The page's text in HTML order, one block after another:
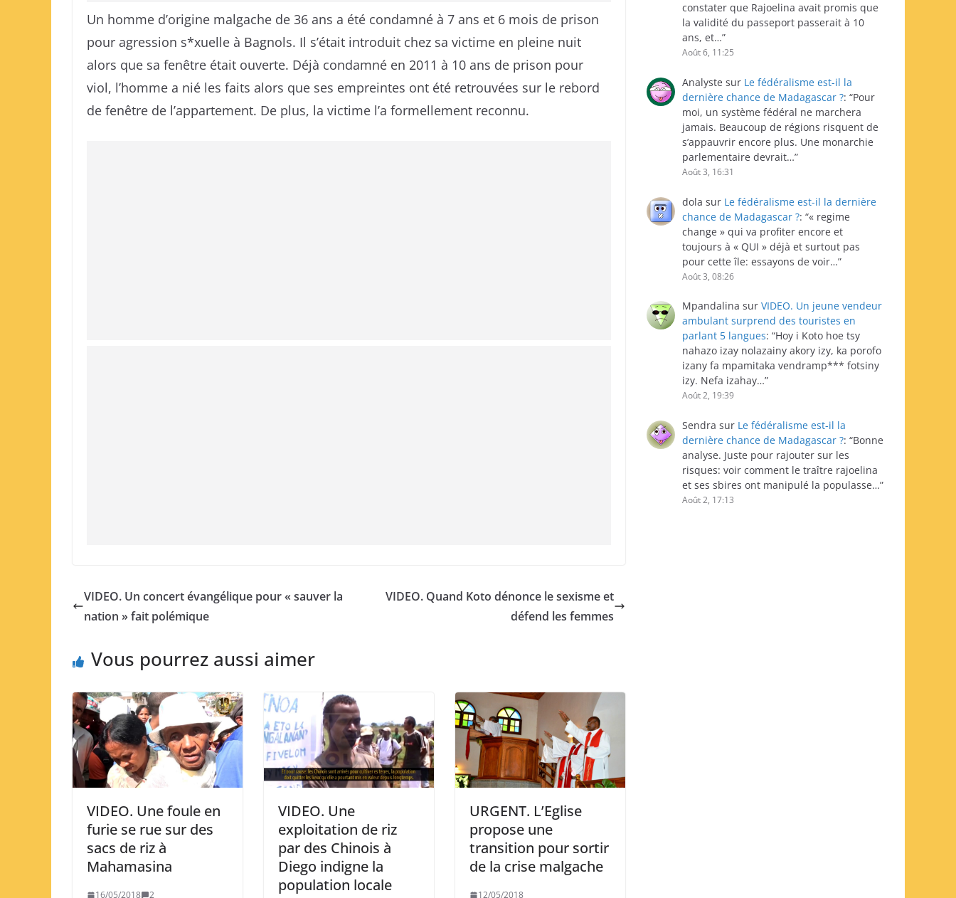
Un homme d’origine malgache de 36 ans a été condamné à 7 ans et 6 mois de prison
pour agression s*xuelle à Bagnols. Il s’était introduit chez sa victime en pleine nuit
alors que sa fenêtre était ouverte. Déjà condamné en 2011 à 10 ans de prison pour
viol, l’homme a nié les faits alors que ses empreintes ont été retrouvées sur le rebord
de fenêtre de l’appartement. De plus, la victime l’a formellement reconnu.
VIDEO. Un concert évangélique pour « sauver la
nation » fait polémique
VIDEO. Quand Koto dénonce le sexisme et
défend les femmes
Vous pourrez aussi aimer
VIDEO. Une foule en
furie se rue sur des
sacs de riz à
Mahamasina
16/05/2018 2
VIDEO. Une
exploitation de riz
par des Chinois à
Diego indigne la
population locale
URGENT. L’Eglise
propose une
transition pour sortir
de la crise malgache
12/05/2018
constater que Rajoelina avait promis que
la validité du passeport passerait à 10
ans, et…”
Août 6, 11:25
Analyste sur Le fédéralisme est-il la
dernière chance de Madagascar ?: “Pour
moi, un système fédéral ne marchera
jamais. Beaucoup de régions risquent de
s’appauvrir encore plus. Une monarchie
parlementaire devrait…”
Août 3, 16:31
dola sur Le fédéralisme est-il la dernière
chance de Madagascar ?: “« regime
change » qui va profiter encore et
toujours à « QUI » déjà et surtout pas
pour cette île: essayons de voir…”
Août 3, 08:26
Mpandalina sur VIDEO. Un jeune vendeur
ambulant surprend des touristes en
parlant 5 langues: “Hoy i Koto hoe tsy
nahazo izay nolazainy akory izy, ka porofo
izany fa mpamitaka vendramp*** fotsiny
izy. Nefa izahay…”
Août 2, 19:39
Sendra sur Le fédéralisme est-il la
dernière chance de Madagascar ?: “Bonne
analyse. Juste pour rajouter sur les
risques: voir comment le traître rajoelina
et ses sbires ont manipulé la populasse…”
Août 2, 17:13